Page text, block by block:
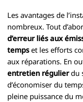
Les avantages de
nombreux. Tout
d’erreur liés aux
tempset les efforts
aux réparations. En
entretien régulierdu
d’économiser du
pleine puissance du